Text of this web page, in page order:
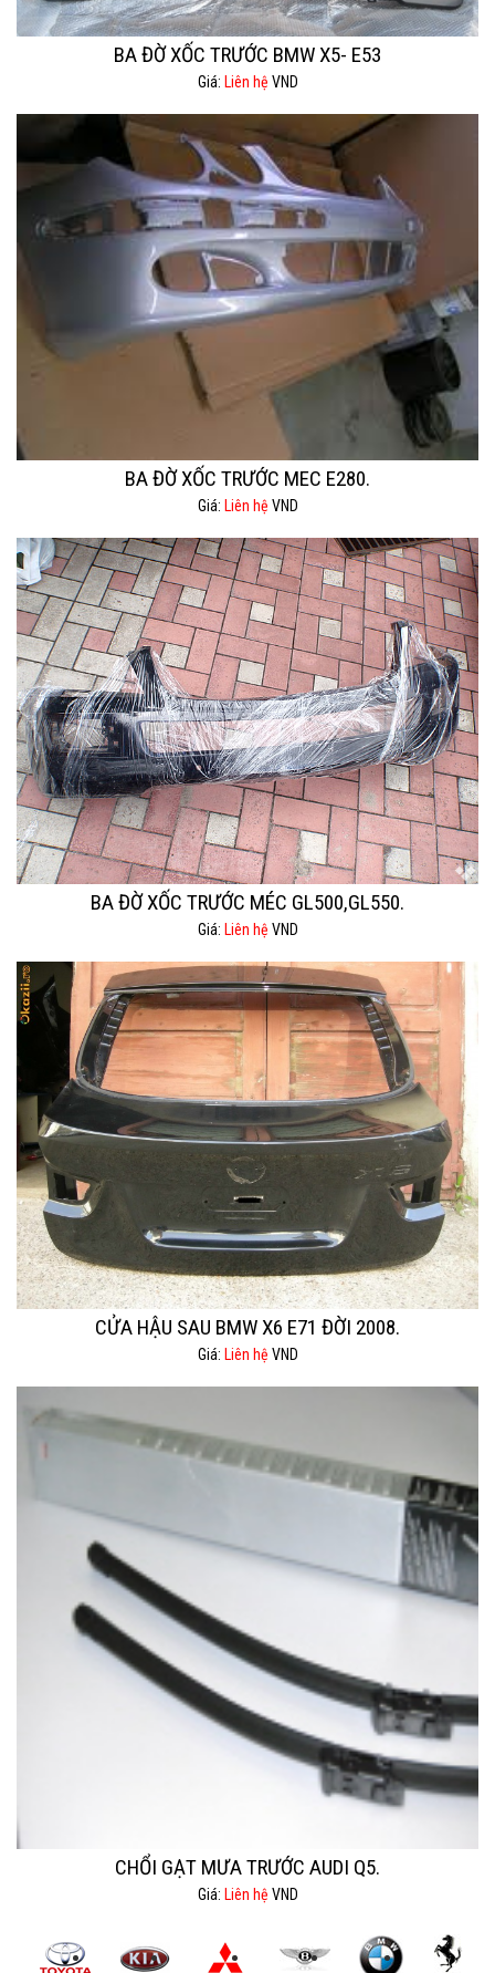
BA ĐỜ XỐC TRƯỚC BMW X5- E53
Giá: Liên hệ VND
BA ĐỜ XỐC TRƯỚC MEC E280.
Giá: Liên hệ VND
BA ĐỜ XỐC TRƯỚC MÉC GL500,GL550.
Giá: Liên hệ VND
CỬA HẬU SAU BMW X6 E71 ĐỜI 2008.
Giá: Liên hệ VND
CHỔI GẠT MƯA TRƯỚC AUDI Q5.
Giá: Liên hệ VND